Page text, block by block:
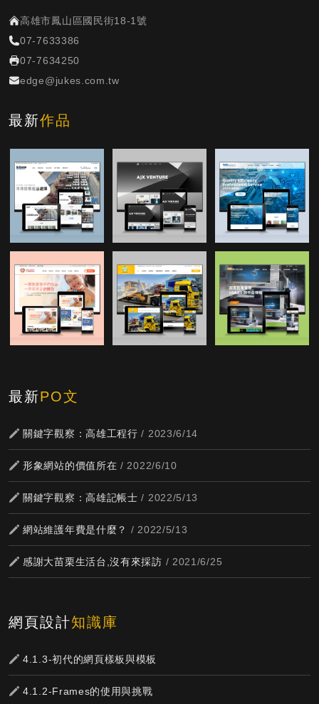
高雄市鳳山區國民街18-1號
07-7633386
07-7634250
edge@jukes.com.tw
最新作品
最新PO文
關鍵字觀察：高雄工程行 / 2023/6/14
形象網站的價值所在 / 2022/6/10
關鍵字觀察：高雄記帳士 / 2022/5/13
網站維護年費是什麼？ / 2022/5/13
感謝大苗栗生活台,沒有來採訪 / 2021/6/25
網頁設計知識庫
4.1.3-初代的網頁樣板與模板
4.1.2-Frames的使用與挑戰